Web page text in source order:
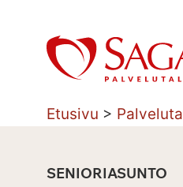
sisältöön
Etusivu >
SENIORIASUNTO